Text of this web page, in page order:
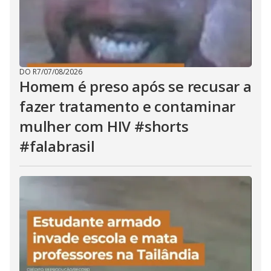
DO R7/07/08/2026
Homem é preso após se recusar a
fazer tratamento e contaminar
mulher com HIV #shorts
#falabrasil